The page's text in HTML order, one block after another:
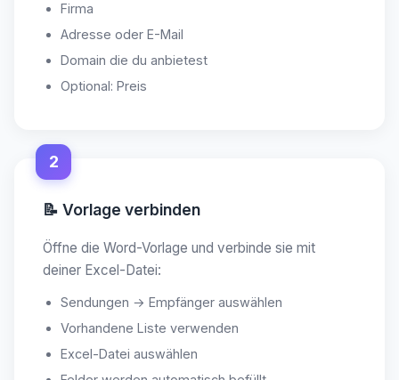
Firma
Adresse oder E-Mail
Domain die du anbietest
Optional: Preis
2
📝 Vorlage verbinden
Öffne die Word-Vorlage und verbinde sie mit
deiner Excel-Datei:
Sendungen → Empfänger auswählen
Vorhandene Liste verwenden
Excel-Datei auswählen